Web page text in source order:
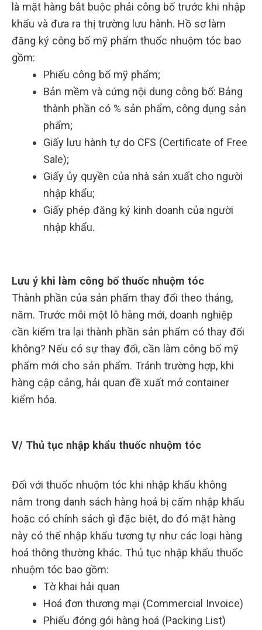
là mặt hàng bắt buộc phải công bố trước khi nhập
khẩu và đưa ra thị trường lưu hành. Hồ sơ làm
đăng ký công bố mỹ phẩm thuốc nhuộm tóc bao
gồm:
Phiếu công bố mỹ phẩm;
Bản mềm và cứng nội dung công bố: Bảng
thành phần có % sản phẩm, công dụng sản
phẩm;
Giấy lưu hành tự do CFS (Certificate of Free
Sale);
Giấy ủy quyền của nhà sản xuất cho người
nhập khẩu;
Giấy phép đăng ký kinh doanh của người
nhập khẩu.
Lưu ý khi làm công bố thuốc nhuộm tóc
Thành phần của sản phẩm thay đổi theo tháng,
năm. Trước mỗi một lô hàng mới, doanh nghiệp
cần kiểm tra lại thành phần sản phẩm có thay đổi
không? Nếu có sự thay đổi, cần làm công bố mỹ
phẩm mới cho sản phẩm. Tránh trường hợp, khi
hàng cập cảng, hải quan đề xuất mở container
kiểm hóa.
V/ Thủ tục nhập khẩu thuốc nhuộm tóc
Đối với thuốc nhuộm tóc khi nhập khẩu không
nằm trong danh sách hàng hoá bị cấm nhập khẩu
hoặc có chính sách gì đặc biệt, do đó mặt hàng
này có thể nhập khẩu tương tự như các loại hàng
hoá thông thường khác. Thủ tục nhập khẩu thuốc
nhuộm tóc bao gồm:
Tờ khai hải quan
Hoá đơn thương mại (Commercial Invoice)
Phiếu đóng gói hàng hoá (Packing List)